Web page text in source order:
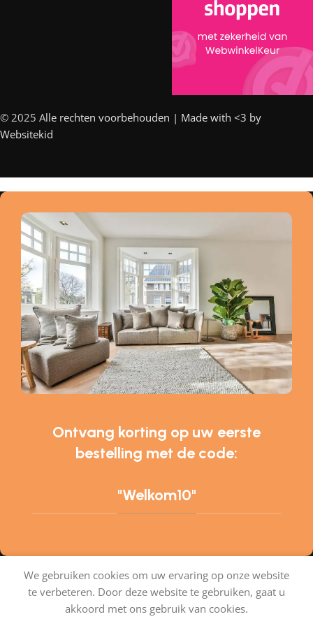
© 2025 Alle rechten voorbehouden | Made with <3 by
Websitekid
Ontvang korting op uw eerste
bestelling met de code:
"Welkom10"
We gebruiken cookies om uw ervaring op onze website
te verbeteren. Door deze website te gebruiken, gaat u
akkoord met ons gebruik van cookies.
Tapijtenshop.com